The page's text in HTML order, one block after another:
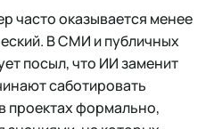
часто оказывается менее
В СМИ и публичных
посыл, что ИИ заменит
саботировать
проектах формально,